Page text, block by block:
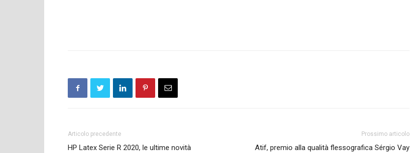
Articolo precedente
HP Latex Serie R 2020, le ultime novità
Prossimo articolo
Atif, premio alla qualità flessografica Sérgio Vay